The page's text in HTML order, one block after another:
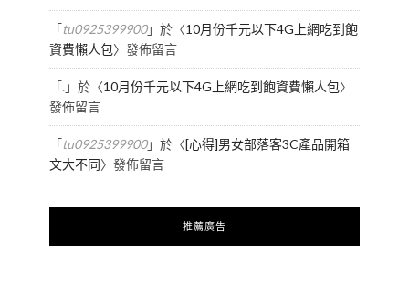
「tu0925399900」於〈10月份千元以下4G上網吃到飽
資費懶人包〉發佈留言
「.」於〈10月份千元以下4G上網吃到飽資費懶人包〉
發佈留言
「tu0925399900」於〈[心得]男女部落客3C產品開箱
文大不同〉發佈留言
推薦廣告